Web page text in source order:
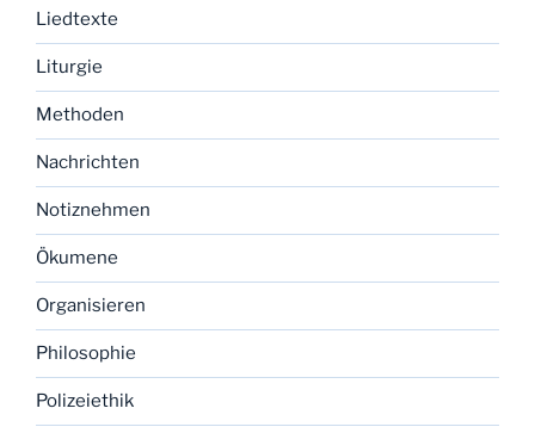
Liedtexte
Liturgie
Methoden
Nachrichten
Notiznehmen
Ökumene
Organisieren
Philosophie
Polizeiethik